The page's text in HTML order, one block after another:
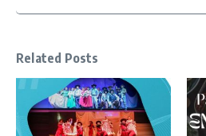
Related Posts